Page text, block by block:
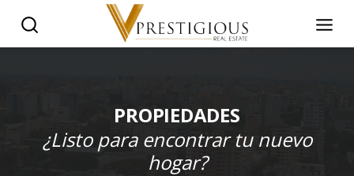
PROPIEDADES
¿Listo para encontrar tu nuevo
hogar?